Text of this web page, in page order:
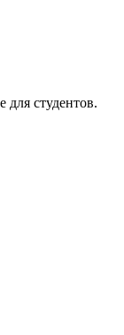
студентов.